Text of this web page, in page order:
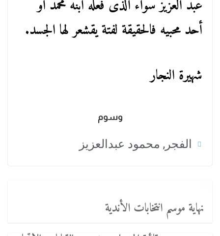
عبد العزيز سواء الذى فعله ابنه محمد أو
أحد محبيه فالحقيقة لفتة يقشعر لها الجسد.
شهيرة النجار
وسوم
الفجر , محمود عبدالعزيز
نهاية موسم انتخابات الأندية